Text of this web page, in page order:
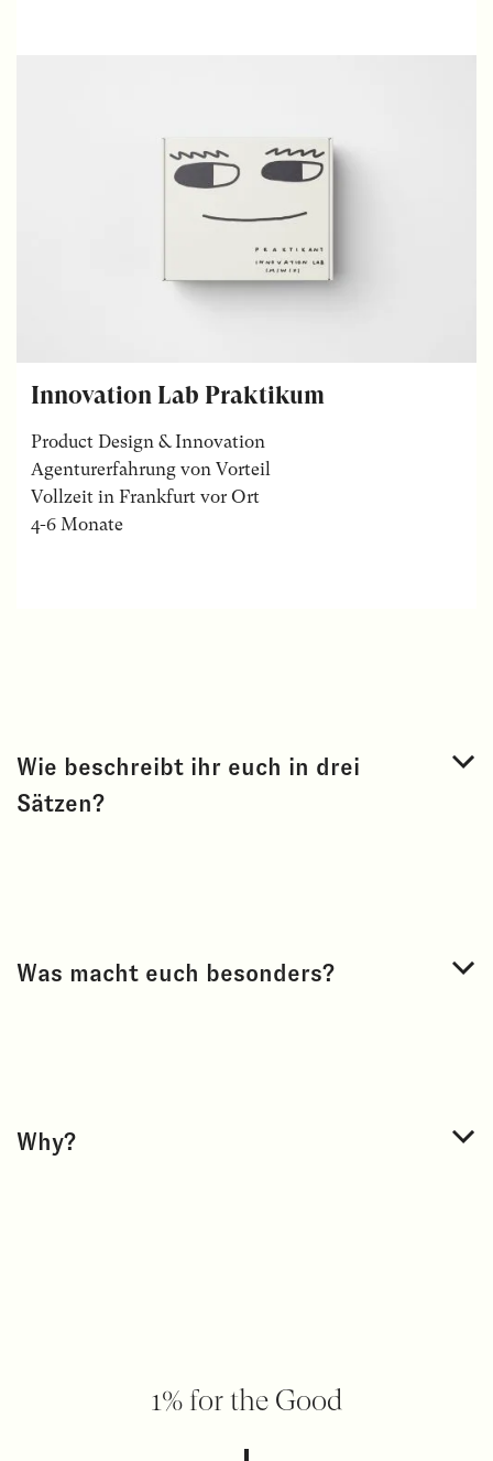
Innovation Lab Praktikum
Product Design & Innovation
Agenturerfahrung von Vorteil
Vollzeit in Frankfurt vor Ort
4-6 Monate
Wie beschreibt ihr euch in drei
Sätzen?
Was macht euch besonders?
Why?
1% for the Good